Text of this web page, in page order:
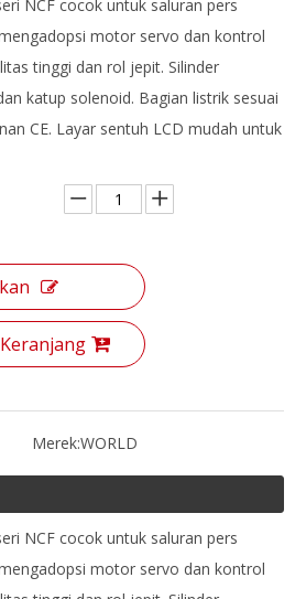
NCF cocok untuk saluran pers
motor servo dan kontrol
tinggi dan rol jepit. Silinder
katup solenoid. Bagian listrik sesuai
CE. Layar sentuh LCD mudah untuk
Merek:WORLD
NCF cocok untuk saluran pers
motor servo dan kontrol